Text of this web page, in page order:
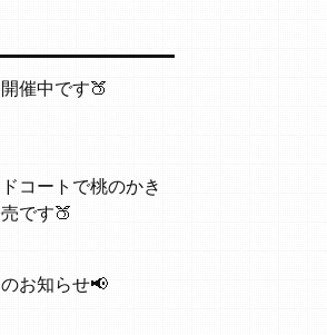
催中です🍑
コートで桃のかき
です🍑
お知らせ📢